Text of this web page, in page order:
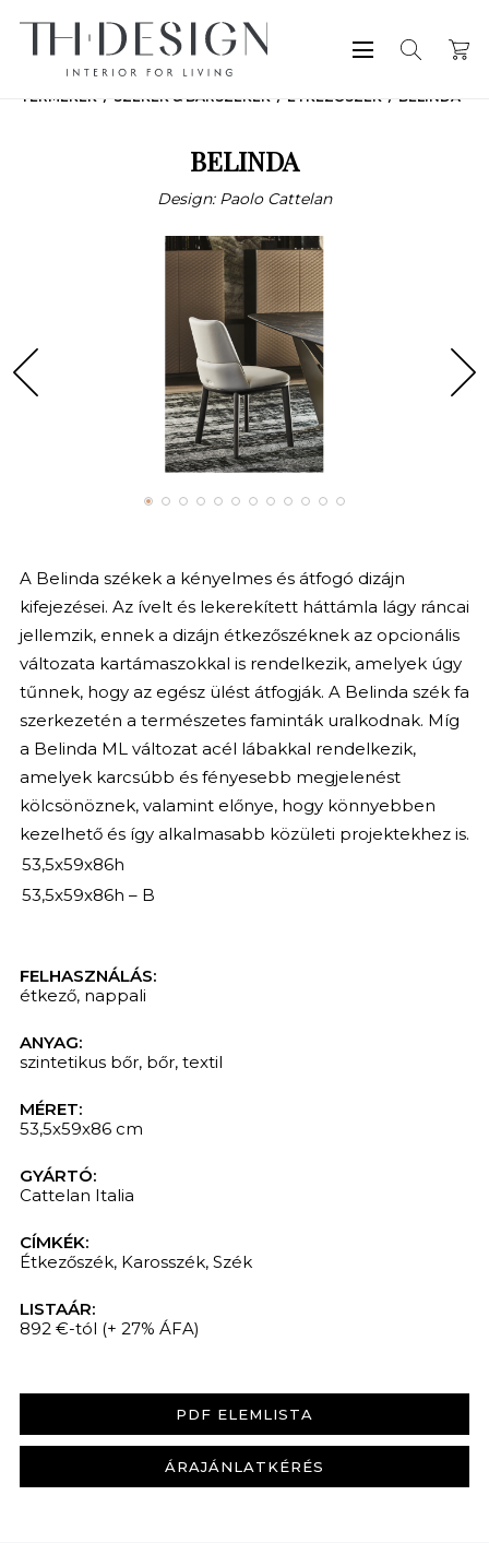
TERMÉKEK SZÉKEK & BÁRSZÉKEK ÉTKEZŐSZÉK BELINDA
BELINDA
Design: Paolo Cattelan
A Belinda székek a kényelmes és átfogó dizájn
kifejezései. Az ívelt és lekerekített háttámla lágy ráncai
jellemzik, ennek a dizájn étkezőszéknek az opcionális
változata kartámaszokkal is rendelkezik, amelyek úgy
tűnnek, hogy az egész ülést átfogják. A Belinda szék fa
szerkezetén a természetes faminták uralkodnak. Míg
a Belinda ML változat acél lábakkal rendelkezik,
amelyek karcsúbb és fényesebb megjelenést
kölcsönöznek, valamint előnye, hogy könnyebben
kezelhető és így alkalmasabb közületi projektekhez is.
53,5x59x86h
53,5x59x86h – B
FELHASZNÁLÁS:
étkező, nappali
ANYAG:
szintetikus bőr, bőr, textil
MÉRET:
53,5x59x86 cm
GYÁRTÓ:
Cattelan Italia
CÍMKÉK:
Étkezőszék, Karosszék, Szék
LISTAÁR:
892 €-tól (+ 27% ÁFA)
PDF ELEMLISTA
ÁRAJÁNLATKÉRÉS